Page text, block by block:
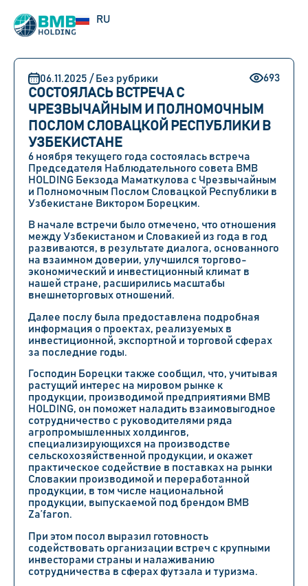
RU
EN
06.11.2025 / Без рубрики 693
СОСТОЯЛАСЬ ВСТРЕЧА С
ЧРЕЗВЫЧАЙНЫМ И ПОЛНОМОЧНЫМ
ПОСЛОМ СЛОВАЦКОЙ РЕСПУБЛИКИ В
УЗБЕКИСТАНЕ
6 ноября текущего года состоялась встреча
Председателя Наблюдательного совета BMB
HOLDING Бекзода Маматкулова с Чрезвычайным
и Полномочным Послом Словацкой Республики в
Узбекистане Виктором Борецким.
В начале встречи было отмечено, что отношения
между Узбекистаном и Словакией из года в год
развиваются, в результате диалога, основанного
на взаимном доверии, улучшился торгово-
экономический и инвестиционный климат в
нашей стране, расширились масштабы
внешнеторговых отношений.
Далее послу была предоставлена подробная
информация о проектах, реализуемых в
инвестиционной, экспортной и торговой сферах
за последние годы.
Господин Борецки также сообщил, что, учитывая
растущий интерес на мировом рынке к
продукции, производимой предприятиями BMB
HOLDING, он поможет наладить взаимовыгодное
сотрудничество с руководителями ряда
агропромышленных холдингов,
специализирующихся на производстве
сельскохозяйственной продукции, и окажет
практическое содействие в поставках на рынки
Словакии производимой и переработанной
продукции, в том числе национальной
продукции, выпускаемой под брендом BMB
Za’faron.
При этом посол выразил готовность
содействовать организации встреч с крупными
инвесторами страны и налаживанию
сотрудничества в сферах футзала и туризма.